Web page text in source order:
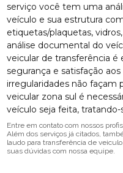
serviço você tem uma
veículo e sua estrutura
etiquetas/plaquetas,
análise documental do
veicular de transferência é
segurança e satisfação
irregularidades não façam
veicular zona sul é
veículo seja feita,
Entre em contato com nossos
Além dos serviços já citados,
laudo para transferência de
suas dúvidas com nossa equipe.